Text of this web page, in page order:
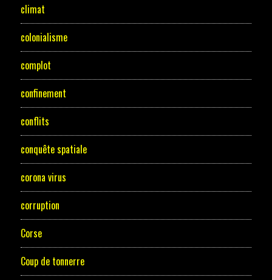
climat
colonialisme
complot
confinement
conflits
conquête spatiale
corona virus
corruption
Corse
Coup de tonnerre